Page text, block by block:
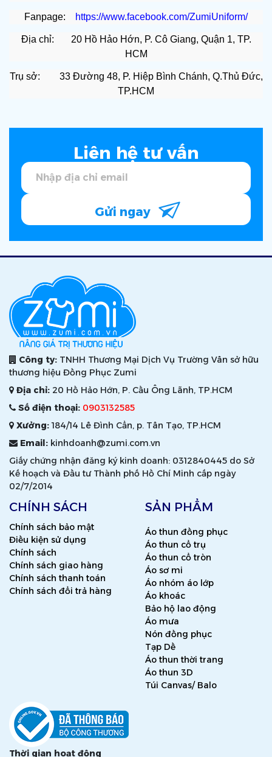
Fanpage: https://www.facebook.com/ZumiUniform/
Địa chỉ: 20 Hồ Hảo Hớn, P. Cô Giang, Quận 1, TP.
HCM
Trụ sở: 33 Đường 48, P. Hiệp Bình Chánh, Q.Thủ Đức,
TP.HCM
Liên hệ tư vấn
Gửi ngay
Công ty: TNHH Thương Mại Dịch Vụ Trường Vân sở hữu
thương hiệu Đồng Phục Zumi
Địa chỉ: 20 Hồ Hảo Hớn, P. Cầu Ông Lãnh, TP.HCM
Số điện thoại: 0903132585
Xưởng:184/14 Lê Đình Cẩn, p. Tân Tạo, TP.HCM
Email: kinhdoanh@zumi.com.vn
Giấy chứng nhận đăng ký kinh doanh: 0312840445 do Sở
Kế hoạch và Đầu tư Thành phố Hồ Chí Minh cấp ngày
02/7/2014
CHÍNH SÁCH
Chính sách bảo mật
Điều kiện sử dụng
Chính sách
Chính sách giao hàng
Chính sách thanh toán
Chính sách đổi trả hàng
SẢN PHẨM
Áo thun đồng phục
Áo thun cổ trụ
Áo thun cổ tròn
Áo sơ mi
Áo nhóm áo lớp
Áo khoác
Bảo hộ lao động
Áo mưa
Nón đồng phục
Tạp Dề
Áo thun thời trang
Áo thun 3D
Túi Canvas/ Balo
Thời gian hoạt động